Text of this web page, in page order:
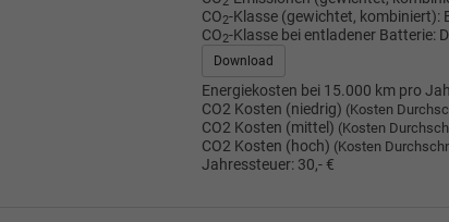
CO2-Klasse (gewichtet, kombiniert):
CO2-Klasse bei entladener Batterie: D
Download
Energiekosten bei 15.000 km pro
CO2 Kosten (niedrig) (Kosten
CO2 Kosten (mittel) (Kosten
CO2 Kosten (hoch) (Kosten
Jahressteuer: 30,- €